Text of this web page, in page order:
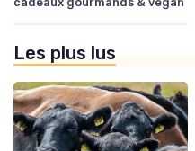
Les plus lus